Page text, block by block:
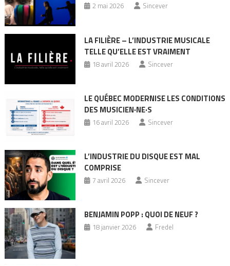
2 mai 2026 Sincever
LA FILIÈRE – L’INDUSTRIE MUSICALE
TELLE QU’ELLE EST VRAIMENT
18 avril 2026 Sincever
LE QUÉBEC MODERNISE LES CONDITIONS
DES MUSICIEN·NE·S
16 avril 2026 Sincever
L’INDUSTRIE DU DISQUE EST MAL
COMPRISE
7 avril 2026 Sincever
BENJAMIN POPP : QUOI DE NEUF ?
18 janvier 2026 Fredel